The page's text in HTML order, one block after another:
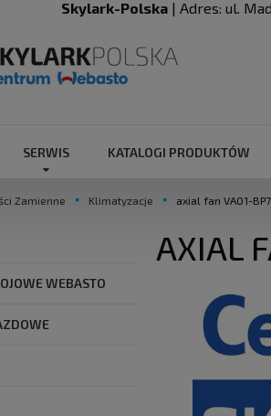
Skylark-Polska| Adres: ul.
SERWIS KATALOGI PRODUKTÓW
Zamienne Klimatyzacje axial fan VA01-
WEBASTO
AXIAL